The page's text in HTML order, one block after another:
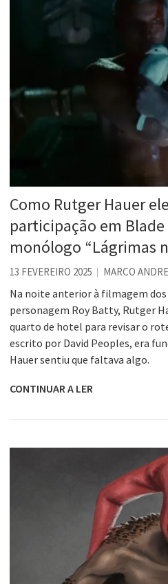
Como Rutger Hauer
participação em
monólogo “Lágrimas
13 FEVEREIRO 2025 MARCO
Na noite anterior à filmagem
personagem Roy Batty, Rutger
quarto de hotel para revisar o
escrito por David Peoples, era
Hauer sentiu que faltava algo.
CONTINUAR A LER